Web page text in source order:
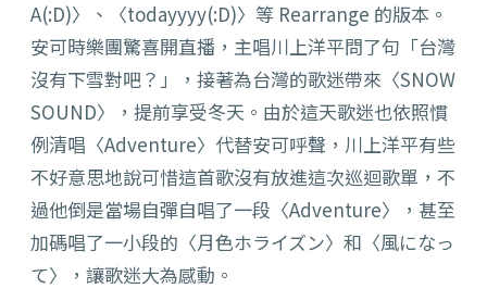
A(:D)〉、〈todayyyy(:D)〉等 Rearrange 的版本。
安可時樂團驚喜開直播，主唱川上洋平問了句「台灣
沒有下雪對吧？」，接著為台灣的歌迷帶來〈SNOW
SOUND〉，提前享受冬天。由於這天歌迷也依照慣
例清唱〈Adventure〉代替安可呼聲，川上洋平有些
不好意思地說可惜這首歌沒有放進這次巡迴歌單，不
過他倒是當場自彈自唱了一段〈Adventure〉，甚至
加碼唱了一小段的〈月色ホライズン〉和〈風になっ
て〉，讓歌迷大為感動。